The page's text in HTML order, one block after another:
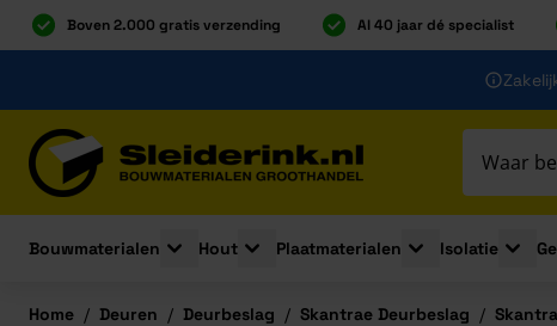
Boven 2.000 gratis verzending Al 40 jaar dé specialist
Bouwmaterialen
Toggle submenu for Bouwmaterialen
Hout
Toggle submenu for Hout
Plaatmaterialen
Toggle submenu
Isolatie
Home / Deuren / Deurbeslag / Skantrae Deurbeslag /